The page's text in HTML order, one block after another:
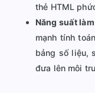
thẻ HTML
Năng suất
mạnh tính
bảng số liệu,
đưa lên môi